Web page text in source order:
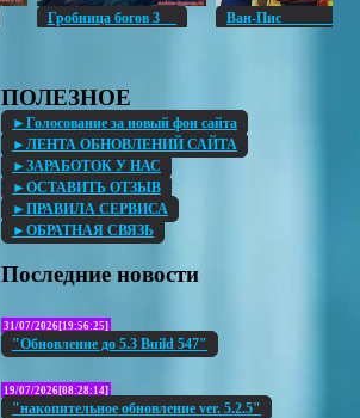
Гробница богов 3 Ван-
ПОЛЕЗНОЕ
►Голосование за новый фон сайта
►ЛЕНТА ОБНОВЛЕНИЙ САЙТА
►ЗАРАБОТОК У НАС
►ОСТАВИТЬ ОТЗЫВ
►ПРАВИЛА СЕРВИСА
►ОБРАТНАЯ СВЯЗЬ
Последние новости
31/07/2026[19:56:25]
"Обновление до 5.3 Build 547"
19/07/2026[08:28:14]
"накопительное обновление ver. 5.2.5"